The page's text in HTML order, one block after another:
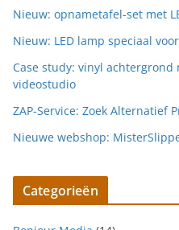
Nieuw: opnametafel-set met
Nieuw: LED lamp speciaal
Case study: vinyl
videostudio
ZAP-Service: Zoek Alternatief
Nieuwe webshop:
Categorieën